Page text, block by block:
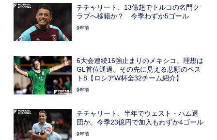
チチャリート、13億超でトルコの名門ク
ラブへ移籍か？ 今季わずか5ゴール
9年前
6大会連続16強止まりのメキシコ。理想は
GL首位通過。その先に見える悲願のベス
ト8【ロシアW杯全32チーム紹介】
9年前
チチャリート、半年でウェスト・ハム退
団か。今季23億円で加入もわずか4ゴール
9年前